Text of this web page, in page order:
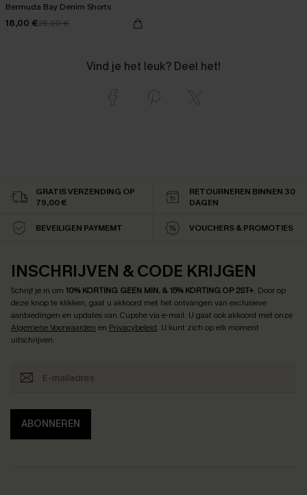
Bermuda Bay Denim Shorts
18,00 €25,00 €
Vind je het leuk? Deel het!
GRATIS VERZENDING OP
79,00 €
RETOURNEREN BINNEN 30
DAGEN
BEVEILIGEN PAYMEMT VOUCHERS & PROMOTIES
INSCHRIJVEN & CODE KRIJGEN
Schrijf je in om 10% KORTING GEEN MIN. & 15% KORTING OP 2ST+. Door op
deze knop te klikken, gaat u akkoord met het ontvangen van exclusieve
aanbiedingen en updates van Cupshe via e-mail. U gaat ook akkoord met onze
Algemene Voorwaarden en Privacybeleid. U kunt zich op elk moment
uitschrijven.
ABONNEREN